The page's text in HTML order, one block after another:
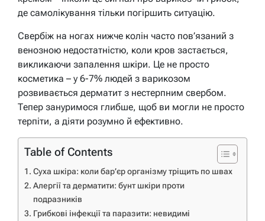
де самолікування тільки погіршить ситуацію.
Свербіж на ногах нижче колін часто пов’язаний з
венозною недостатністю, коли кров застається,
викликаючи запалення шкіри. Це не просто
косметика – у 6-7% людей з варикозом
розвивається дерматит з нестерпним свербом.
Тепер зануримося глибше, щоб ви могли не просто
терпіти, а діяти розумно й ефективно.
Table of Contents
Суха шкіра: коли бар’єр організму тріщить по швах
Алергії та дерматити: бунт шкіри проти
подразників
Грибкові інфекції та паразити: невидимі